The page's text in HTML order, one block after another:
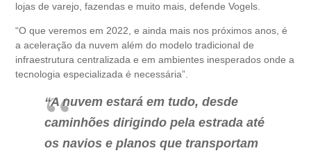
lojas de varejo, fazendas e muito mais, defende Vogels.
“O que veremos em 2022, e ainda mais nos próximos anos, é
a aceleração da nuvem além do modelo tradicional de
infraestrutura centralizada e em ambientes inesperados onde a
tecnologia especializada é necessária”.
“A nuvem estará em tudo, desde
caminhões dirigindo pela estrada até
os navios e planos que transportam